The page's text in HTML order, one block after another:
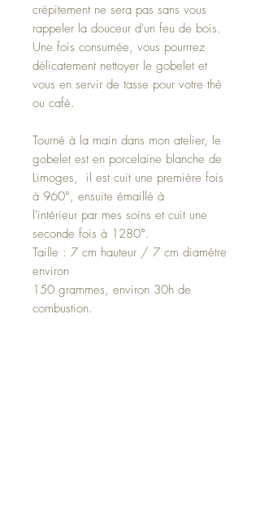
crépitement ne sera pas sans vous
rappeler la douceur d'un feu de bois.
Une fois consumée, vous pourrrez
délicatement nettoyer le gobelet et
vous en servir de tasse pour votre thé
ou café.
Tourné à la main dans mon atelier, le
gobelet est en porcelaine blanche de
Limoges, il est cuit une première fois
à 960°, ensuite émaillé à
l'intérieur par mes soins et cuit une
seconde fois à 1280°.
Taille : 7 cm hauteur / 7 cm diamètre
environ
150 grammes, environ 30h de
combustion.